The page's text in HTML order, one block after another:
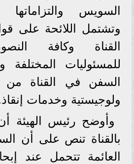
السويس والتزاماتها
وتشتمل اللائحة على
القناة وكافة
للمسئوليات المختلفة
السفن في القناة من
ولوجيستية وخدمات
وأوضح رئيس الهيئة أن
بالقناة تنص على أن
العائمة تتحمل عند